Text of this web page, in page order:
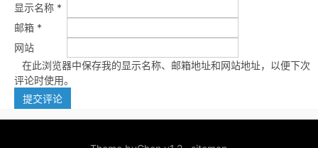
显示名称 *
邮箱 *
网站
在此浏览器中保存我的显示名称、邮箱地址和网站地址，以便下次
评论时使用。